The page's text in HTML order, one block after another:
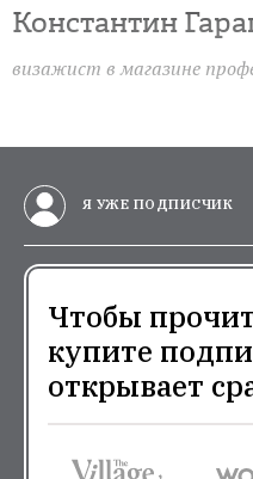
Константин
визажист в магазине
Я УЖЕ ПОДПИСЧИК
Чтобы
купите
открывает